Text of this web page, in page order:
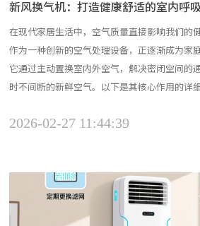
新风换气机：打造健康舒适的室内呼
在现代家居生活中，空气质量直接影响我们的
作为一种创新的空气处理设备，正逐渐成为家
它通过主动置换室内外空气，解决密闭空间的
时不间断的新鲜空气。以下是其核心作用的详
通过机械送风和引风技术，在室内形成持续的
2026-02-27 11:44:39